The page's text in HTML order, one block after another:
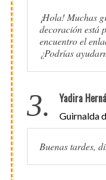
¡Hola! Muchas
decoración está
encuentro el
¿Podrías
3. Yadira
Guirnalda
Buenas tardes,